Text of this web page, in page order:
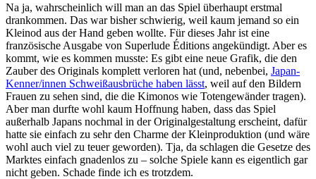
Na ja, wahrscheinlich will man an das Spiel überhaupt erstmal
drankommen. Das war bisher schwierig, weil kaum jemand so ein
Kleinod aus der Hand geben wollte. Für dieses Jahr ist eine
französische Ausgabe von Superlude Éditions angekündigt. Aber es
kommt, wie es kommen musste: Es gibt eine neue Grafik, die den
Zauber des Originals komplett verloren hat (und, nebenbei, Japan-
Kenner/innen Schweißausbrüche haben lässt, weil auf den Bildern
Frauen zu sehen sind, die die Kimonos wie Totengewänder tragen).
Aber man durfte wohl kaum Hoffnung haben, dass das Spiel
außerhalb Japans nochmal in der Originalgestaltung erscheint, dafür
hatte sie einfach zu sehr den Charme der Kleinproduktion (und wäre
wohl auch viel zu teuer geworden). Tja, da schlagen die Gesetze des
Marktes einfach gnadenlos zu – solche Spiele kann es eigentlich gar
nicht geben. Schade finde ich es trotzdem.